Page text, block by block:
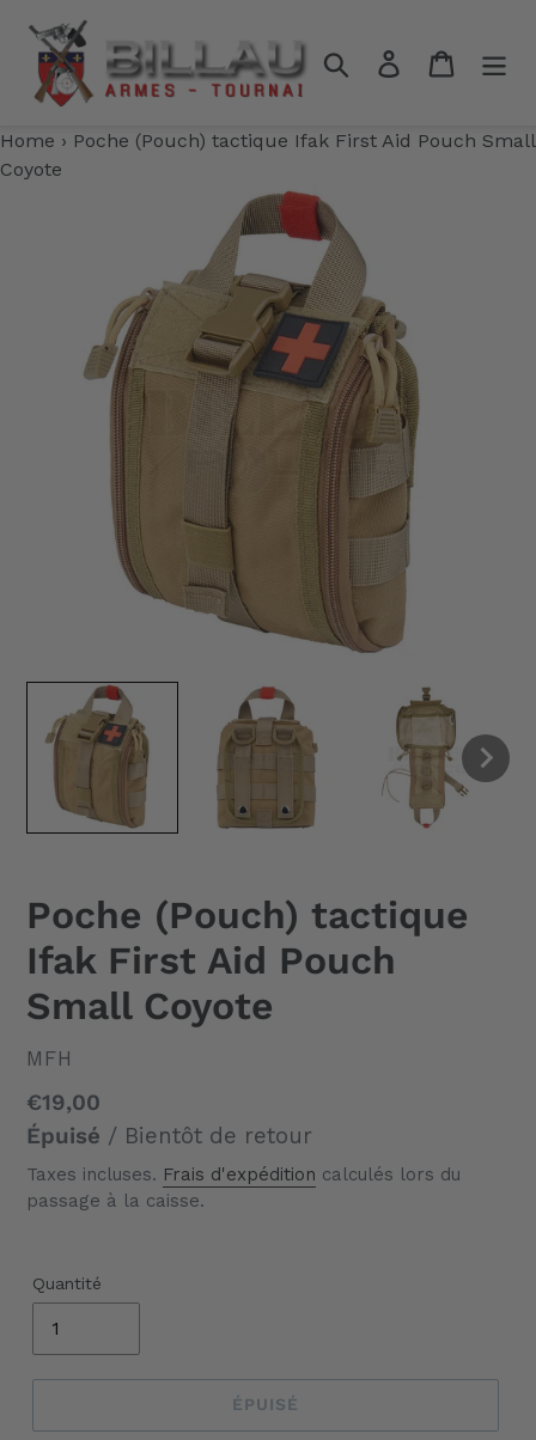
contenu
RechercherSe connecter
Panier
Home › Poche (Pouch) tactique Ifak First Aid Pouch Small
Coyote
Poche (Pouch) tactique
Ifak First Aid Pouch
Small Coyote
DISTRIBUTEUR
MFH
Prix
normal
€19,00
Épuisé / Bientôt de retour
Taxes incluses. Frais d'expédition calculés lors du
passage à la caisse.
Quantité
ÉPUISÉ